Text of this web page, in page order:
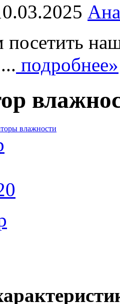
подробнее»
влажности